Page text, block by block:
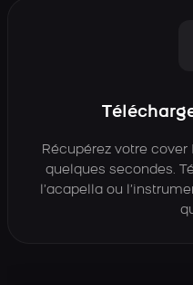
Récupérez votre
quelques secondes.
l’acapella ou